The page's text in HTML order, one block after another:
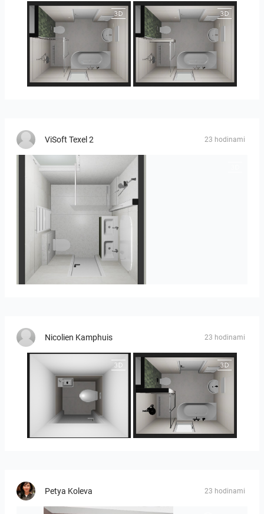
25-5014 bnr. 3.10 25-5014 bnr. 3.10
ViSoft Texel 2 23 hodinami
Heijenk E 3
Nicolien Kamphuis 23 hodinami
25-5014 bnr. 3.10 25-5014 bnr. 3.10
Petya Koleva 23 hodinami